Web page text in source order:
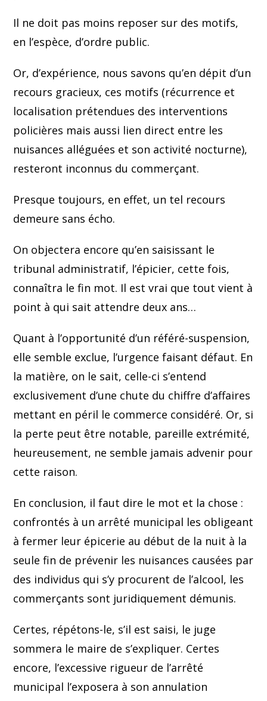
Il ne doit pas moins reposer sur des motifs,
en l’espèce, d’ordre public.
Or, d’expérience, nous savons qu’en dépit d’un
recours gracieux, ces motifs (récurrence et
localisation prétendues des interventions
policières mais aussi lien direct entre les
nuisances alléguées et son activité nocturne),
resteront inconnus du commerçant.
Presque toujours, en effet, un tel recours
demeure sans écho.
On objectera encore qu’en saisissant le
tribunal administratif, l’épicier, cette fois,
connaîtra le fin mot. Il est vrai que tout vient à
point à qui sait attendre deux ans…
Quant à l’opportunité d’un référé-suspension,
elle semble exclue, l’urgence faisant défaut. En
la matière, on le sait, celle-ci s’entend
exclusivement d’une chute du chiffre d’affaires
mettant en péril le commerce considéré. Or, si
la perte peut être notable, pareille extrémité,
heureusement, ne semble jamais advenir pour
cette raison.
En conclusion, il faut dire le mot et la chose :
confrontés à un arrêté municipal les obligeant
à fermer leur épicerie au début de la nuit à la
seule fin de prévenir les nuisances causées par
des individus qui s’y procurent de l’alcool, les
commerçants sont juridiquement démunis.
Certes, répétons-le, s’il est saisi, le juge
sommera le maire de s’expliquer. Certes
encore, l’excessive rigueur de l’arrêté
municipal l’exposera à son annulation